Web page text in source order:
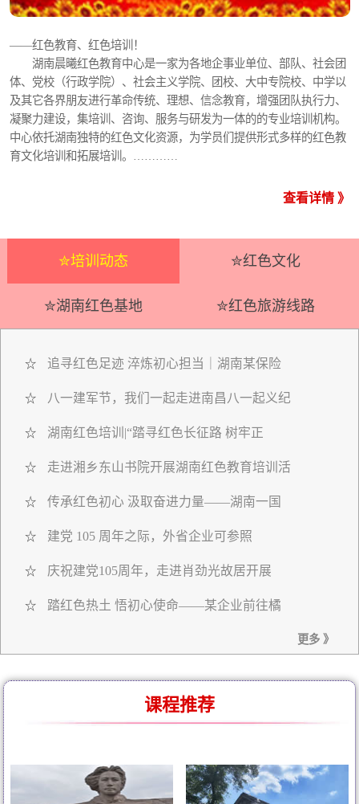
——红色教育、红色培训！
湖南晨曦红色教育中心是一家为各地企事业单位、部队、社会团
体、党校（行政学院）、社会主义学院、团校、大中专院校、中学以
及其它各界朋友进行革命传统、理想、信念教育，增强团队执行力、
凝聚力建设，集培训、咨询、服务与研发为一体的的专业培训机构。
中心依托湖南独特的红色文化资源，为学员们提供形式多样的红色教
育文化培训和拓展培训。…………
查看详情 》
✮培训动态 ✮红色文化
✮湖南红色基地 ✮红色旅游线路
☆ 追寻红色足迹 淬炼初心担当｜湖南某保险
☆ 八一建军节，我们一起走进南昌八一起义纪
☆ 湖南红色培训|“踏寻红色长征路 树牢正
☆ 走进湘乡东山书院开展湖南红色教育培训活
☆ 传承红色初心 汲取奋进力量——湖南一国
☆ 建党 105 周年之际，外省企业可参照
☆ 庆祝建党105周年，走进肖劲光故居开展
☆ 踏红色热土 悟初心使命——某企业前往橘
更多 》
课程推荐